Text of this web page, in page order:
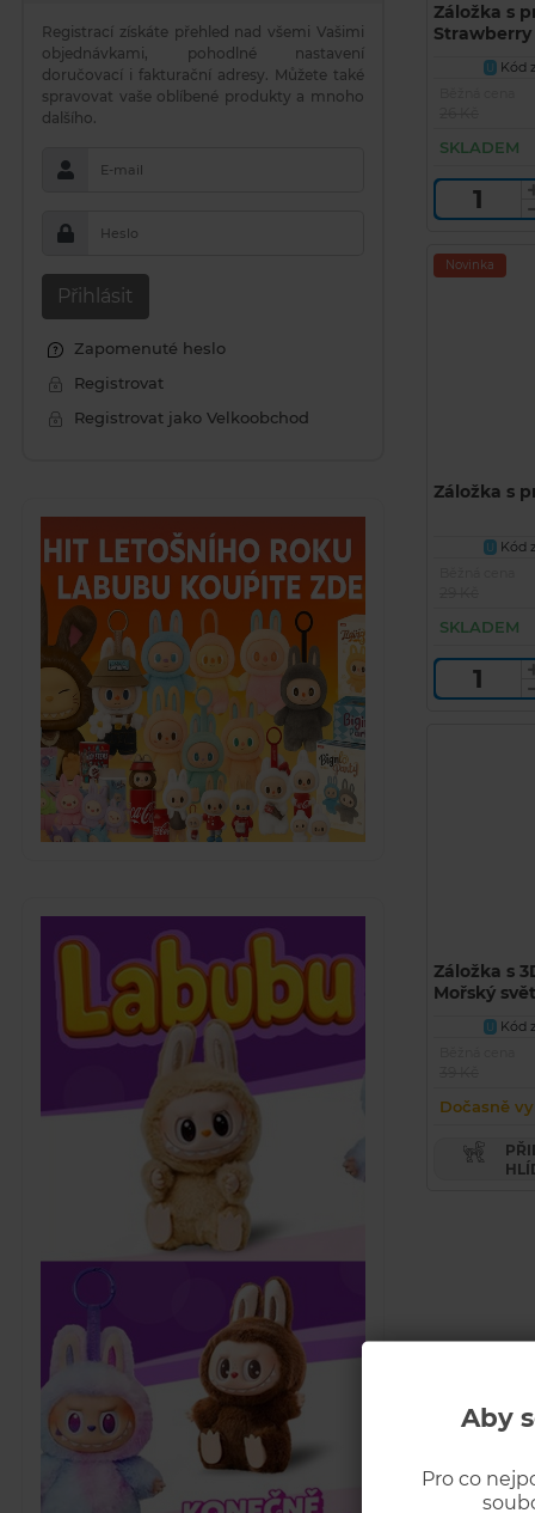
Aby
Pro co
Záložka s
Strawberry
U
Kód
SKLADEM
Novinka
Záložka s
U
Kód
SKLADEM
Záložka s
Mořský svět
U Kód
Dočasně
Registrací získáte přehled nad všemi Vašimi
objednávkami, pohodlné nastavení
doručovací i fakturační adresy. Můžete také
spravovat vaše oblíbené produkty a mnoho
dalšího.
E-mail
Heslo
Přihlásit
Zapomenuté heslo
Registrovat
Registrovat jako Velkoobchod